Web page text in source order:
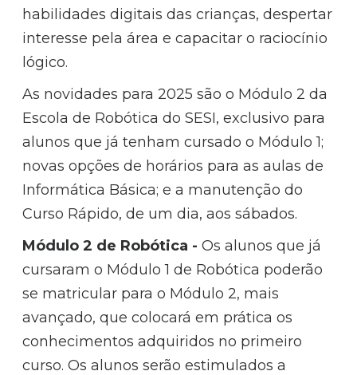
habilidades digitais das crianças, despertar
interesse pela área e capacitar o raciocínio
lógico.
As novidades para 2025 são o Módulo 2 da
Escola de Robótica do SESI, exclusivo para
alunos que já tenham cursado o Módulo 1;
novas opções de horários para as aulas de
Informática Básica; e a manutenção do
Curso Rápido, de um dia, aos sábados.
Módulo 2 de Robótica - Os alunos que já
cursaram o Módulo 1 de Robótica poderão
se matricular para o Módulo 2, mais
avançado, que colocará em prática os
conhecimentos adquiridos no primeiro
curso. Os alunos serão estimulados a